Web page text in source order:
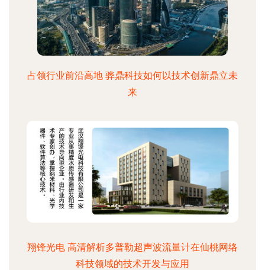
占领行业前沿高地 骅鼎科技如何以技术创新鼎立未
来
翔锋光电 高清解析多普勒超声波流量计在仙桃网络
科技领域的技术开发与应用